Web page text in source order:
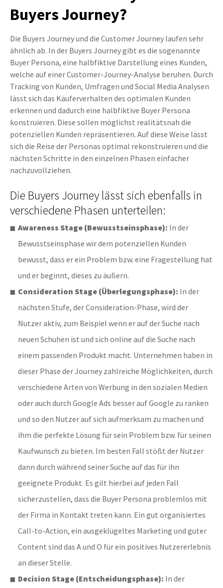
Buyers Journey?
Die Buyers Journey und die Customer Journey laufen sehr
ähnlich ab. In der Buyers Journey gibt es die sogenannte
Buyer Persona, eine halbfiktive Darstellung eines Kunden,
welche auf einer Customer-Journey-Analyse beruhen. Durch
Tracking von Kunden, Umfragen und Social Media Analysen
lässt sich das Käuferverhalten des optimalen Kunden
erkennen und dadurch eine halbfiktive Buyer Persona
konstruieren. Diese sollen möglichst realitätsnah die
potenziellen Kunden repräsentieren. Auf diese Weise lässt
sich die Reise der Personas optimal rekonstruieren und die
nächsten Schritte in den einzelnen Phasen einfacher
nachzuvollziehen.
Die Buyers Journey lässt sich ebenfalls in
verschiedene Phasen unterteilen:
Awareness Stage (Bewusstseinsphase): In der
Bewusstseinsphase wir dem potenziellen Kunden
bewusst, dass er ein Problem bzw. eine Fragestellung hat
und er beginnt, dieses zu äußern.
Consideration Stage (Überlegungsphase): In der
nächsten Stufe, der Consideration-Phase, wird der
Nutzer aktiv, zum Beispiel wenn er auf der Suche nach
neuen Schuhen ist und sich online auf die Suche nach
einem passenden Produkt macht. Unternehmen haben in
dieser Phase der Journey zahlreiche Möglichkeiten, durch
verschiedene Arten von Werbung in den sozialen Medien
oder auch durch Google Ads besser auf Google zu ranken
und so den Nutzer auf sich aufmerksam zu machen und
ihm die perfekte Lösung für sein Problem bzw. für seinen
Kaufwunsch zu bieten. Im besten Fall stößt der Nutzer
dann durch während seiner Suche auf das für ihn
geeignete Produkt. Es gilt hierbei auf jeden Fall
sicherzustellen, dass die Buyer Persona problemlos mit
der Firma in Kontakt treten kann. Ein gut organisiertes
Call-to-Action, ein ausgeklügeltes Marketing und guter
Content sind das A und O für ein positives Nutzererlebnis
an dieser Stelle.
Decision Stage (Entscheidungsphase): In der